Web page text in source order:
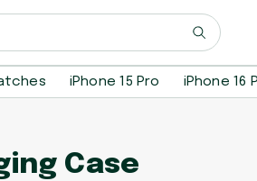
iPhone 15 Pro iPhone 16
Case